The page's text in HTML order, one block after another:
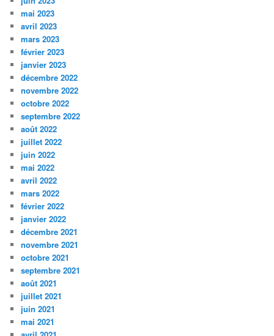
mai 2023
avril 2023
mars 2023
février 2023
janvier 2023
décembre 2022
novembre 2022
octobre 2022
septembre 2022
août 2022
juillet 2022
juin 2022
mai 2022
avril 2022
mars 2022
février 2022
janvier 2022
décembre 2021
novembre 2021
octobre 2021
septembre 2021
août 2021
juillet 2021
juin 2021
mai 2021